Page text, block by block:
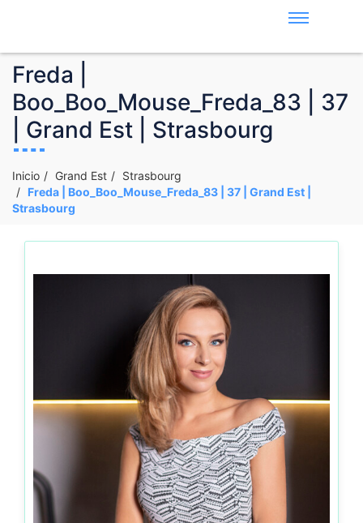
Freda |
Boo_Boo_Mouse_Freda_83 | 37
| Grand Est | Strasbourg
Inicio Grand Est
Strasbourg
Freda | Boo_Boo_Mouse_Freda_83 | 37 | Grand Est |
Strasbourg